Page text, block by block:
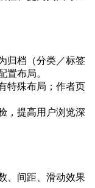
归档（分类／标签
置布局。
特殊布局；作者页
，提高用户浏览深
、间距、滑动效果